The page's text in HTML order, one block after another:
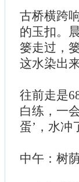
古桥横跨
的玉扣。
篓走过，
这水染出
往前走是
白练，一
蛋’，水冲
中午：树